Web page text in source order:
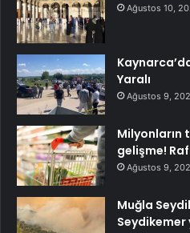
Ağustos 10,
Yaralı
Ağustos 9,
Milyonların
gelişme!
Ağustos 9,
Muğla
Seydikemer